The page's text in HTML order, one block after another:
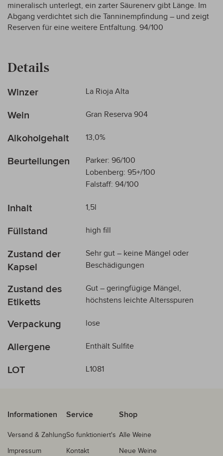
mineralisch unterlegt, ein zarter Säurenerv gibt Länge. Im
Abgang verdichtet sich die Tanninempfindung – und zeigt
Reserven für eine weitere Entfaltung. 94/100
Details
Mehr
Winzer La Rioja Alta
Wein Gran Reserva 904
Alkoholgehalt 13,0%
Beurteilungen
Parker: 96/100
Lobenberg: 95+/100
Falstaff: 94/100
Inhalt 1,5l
Füllstand high fill
Zustand der
Kapsel
Sehr gut – keine Mängel oder
Beschädigungen
Zustand des
Etiketts
Gut – geringfügige Mängel,
höchstens leichte Altersspuren
Verpackung lose
Allergene Enthält Sulfite
LOT L1081
Informationen
Versand & Zahlung
Impressum
Service
So funktioniert's
Kontakt
Shop
Alle Weine
Neue Weine